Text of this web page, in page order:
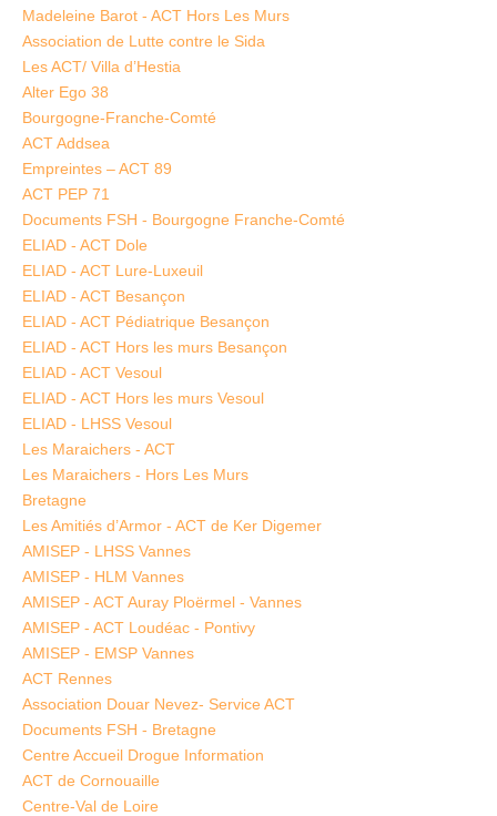
Madeleine Barot - ACT Hors Les Murs
Association de Lutte contre le Sida
Les ACT/ Villa d’Hestia
Alter Ego 38
Bourgogne-Franche-Comté
ACT Addsea
Empreintes – ACT 89
ACT PEP 71
Documents FSH - Bourgogne Franche-Comté
ELIAD - ACT Dole
ELIAD - ACT Lure-Luxeuil
ELIAD - ACT Besançon
ELIAD - ACT Pédiatrique Besançon
ELIAD - ACT Hors les murs Besançon
ELIAD - ACT Vesoul
ELIAD - ACT Hors les murs Vesoul
ELIAD - LHSS Vesoul
Les Maraichers - ACT
Les Maraichers - Hors Les Murs
Bretagne
Les Amitiés d’Armor - ACT de Ker Digemer
AMISEP - LHSS Vannes
AMISEP - HLM Vannes
AMISEP - ACT Auray Ploërmel - Vannes
AMISEP - ACT Loudéac - Pontivy
AMISEP - EMSP Vannes
ACT Rennes
Association Douar Nevez- Service ACT
Documents FSH - Bretagne
Centre Accueil Drogue Information
ACT de Cornouaille
Centre-Val de Loire